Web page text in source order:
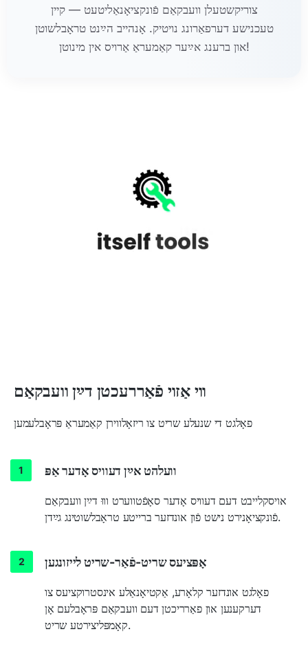
צוריקשטעלן וועבקאַם פֿונקציאָנאַליטעט — קיין
טעכנישע דערפאַרונג נויטיק. אָנהייב הײַנט טראָבלשוטן
און ברענג אײַער קאַמעראַ אַרויס אין מינוטן!
ווי אַזוי פֿאַררעכטן דײַן וועבקאַם
פאָלגט די שנעלע שריט צו ריזאָלווירן קאַמעראַ פּראָבלעמען
וועלהט אײַן דעוויס אָדער אַפּ
אויסקלייבט דעם דעוויס אָדער סאָפֿטווערט וווּ דײַן וועבקאַם
פֿונקציאָנירט נישט פֿון אונדזער ברייטע טראָבלשוטינג גײַדן.
אָפּציעס שריט-פֿאַר-שריט לייזונגען
פאָלגט אונדזער קלאָרע, אַקטיאָנאַלע אינסטרוקציעס צו
דערקענען און פאַרריכטן דעם וועבקאַם פּראָבלעם אָן
קאָמפּליצירטע שריט.